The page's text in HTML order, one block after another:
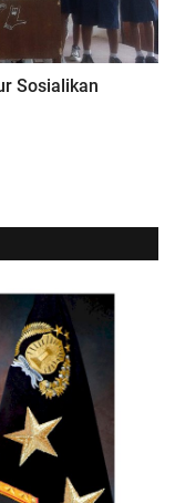
Sosialikan